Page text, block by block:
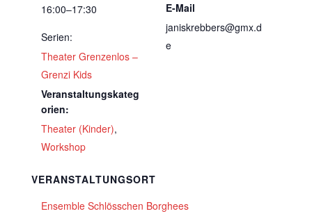
16:00–17:30
Serien:
Theater Grenzenlos –
Grenzi Kids
Veranstaltungskateg
orien:
Theater (Kinder),
Workshop
VERANSTALTUNGSORT
Ensemble Schlösschen Borghees
E-Mail
janiskrebbers@gmx.d
e